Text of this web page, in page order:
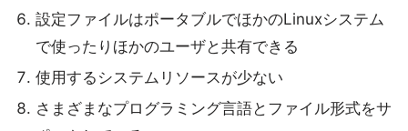
設定ファイルはポータブルでほかのLinuxシステム
で使ったりほかのユーザと共有できる
使用するシステムリソースが少ない
さまざまなプログラミング言語とファイル形式をサ